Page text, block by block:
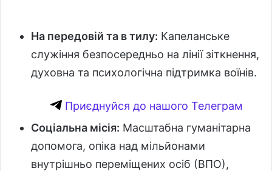
На передовій та в тилу: Капеланське
служіння безпосередньо на лінії зіткнення,
духовна та психологічна підтримка воїнів.
Приєднуйся до нашого Телеграм
Соціальна місія: Масштабна гуманітарна
допомога, опіка над мільйонами
внутрішньо переміщених осіб (ВПО),